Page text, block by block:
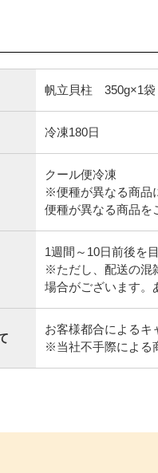
帆立貝柱 350g×1袋
冷凍180日
クール便冷凍
※便種が異なる商品
便種が異なる商品を
1週間～10日前後を
※ただし、配送の混
場合がございます。
お客様都合によるキ
※当社不手際による